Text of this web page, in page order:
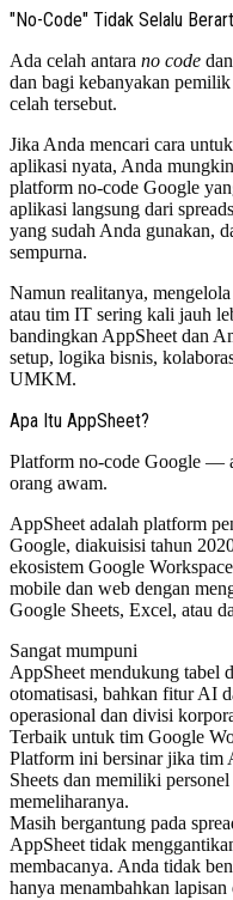
"No-Code" Tidak Selalu
Ada celah antara no code dan
dan bagi kebanyakan
celah tersebut.
Jika Anda mencari cara
aplikasi nyata, Anda
platform no-code Google
aplikasi langsung dari
yang sudah Anda gunakan,
sempurna.
Namun realitanya,
atau tim IT sering kali jauh
bandingkan AppSheet dan
setup, logika bisnis,
UMKM.
Apa Itu AppSheet?
Platform no-code Google —
orang awam.
AppSheet adalah platform
Google, diakuisisi tahun
ekosistem Google
mobile dan web dengan
Google Sheets, Excel, atau
Sangat mumpuni
AppSheet mendukung tabel
otomatisasi, bahkan fitur AI
operasional dan divisi
Terbaik untuk tim Google
Platform ini bersinar jika tim
Sheets dan memiliki
memeliharanya.
Masih bergantung pada
AppSheet tidak
membacanya. Anda tidak
hanya menambahkan lapisan